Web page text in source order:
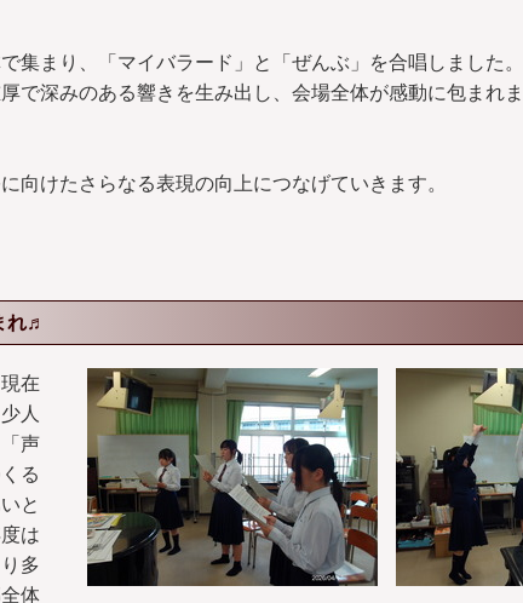
集まり、「マイバラード」と「ぜんぶ」を合唱しました
で深みのある響きを生み出し、会場全体が感動に包まれま
向けたさらなる表現の向上につなげていきます。
れ♬
在
人
声
る
と
は
多
体